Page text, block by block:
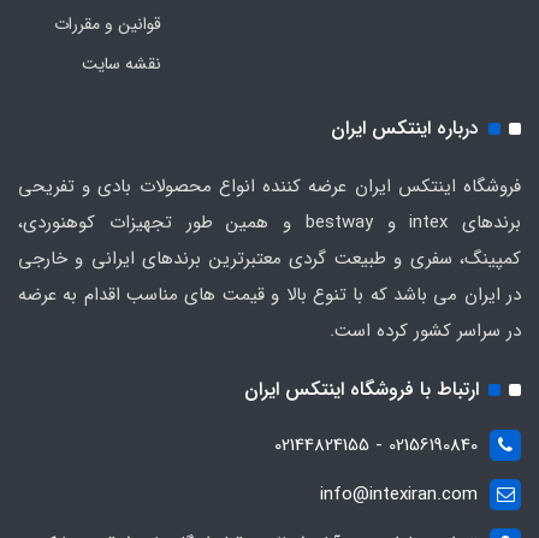
قوانین و مقررات
نقشه سایت
درباره اینتکس ایران
فروشگاه اینتکس ایران عرضه کننده انواع محصولات بادی و تفریحی
برندهای intex و bestway و همین طور تجهیزات کوهنوردی،
کمپینگ، سفری و طبیعت گردی معتبرترین برندهای ایرانی و خارجی
در ایران می باشد که با تنوع بالا و قیمت های مناسب اقدام به عرضه
در سراسر کشور کرده است.
ارتباط با فروشگاه اینتکس ایران
02156190840 - 02144824155
info@intexiran.com